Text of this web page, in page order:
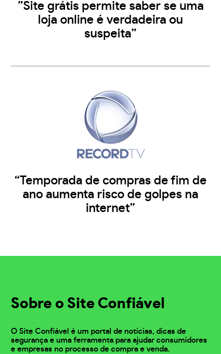
”Site grátis permite saber se uma
loja online é verdadeira ou
suspeita”
“Temporada de compras de fim de
ano aumenta risco de golpes na
internet”
Sobre o Site Confiável
O Site Confiável é um portal de notícias, dicas de
segurança e uma ferramenta para ajudar consumidores
e empresas no processo de compra e venda.